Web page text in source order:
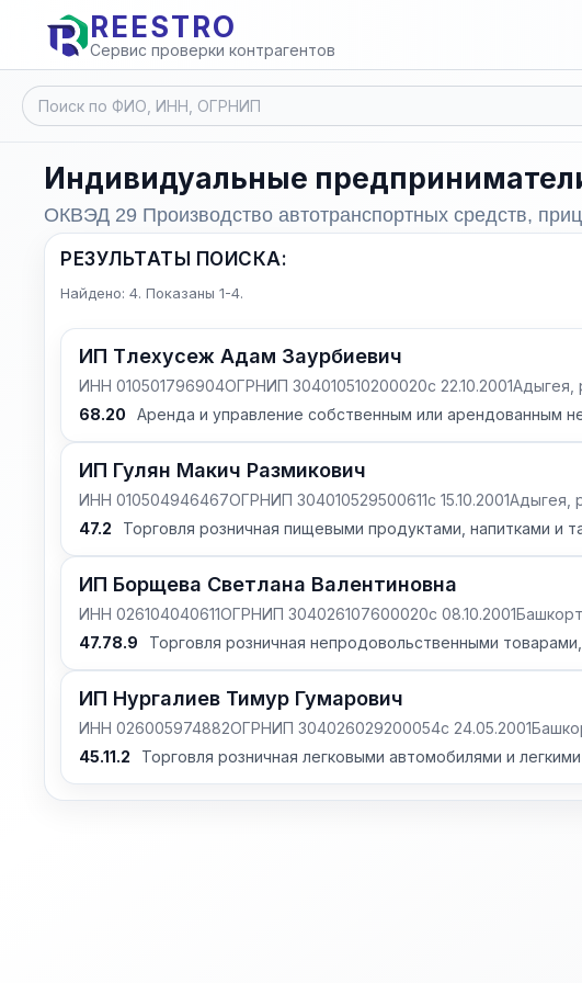
REESTRO
Сервис проверки контрагентов
Индивидуальные
ОКВЭД 29 Производство автотранспортных средств,
РЕЗУЛЬТАТЫ ПОИСКА:
Найдено: 4. Показаны 1-4.
ИП Тлехусеж Адам Заурбиевич
ИНН 010501796904ОГРНИП 304010510200020с 22.10.2001Адыгея,
68.20
Аренда и управление собственным или арендованным
ИП Гулян Макич Размикович
ИНН 010504946467ОГРНИП 304010529500611с 15.10.2001Адыгея,
47.2
Торговля розничная пищевыми продуктами, напитками и
ИП Борщева Светлана Валентиновна
ИНН 026104040611ОГРНИП 304026107600020с 08.10.2001
47.78.9
Торговля розничная непродовольственными
ИП Нургалиев Тимур Гумарович
ИНН 026005974882ОГРНИП 304026029200054с 24.05.2001
45.11.2
Торговля розничная легковыми автомобилями и